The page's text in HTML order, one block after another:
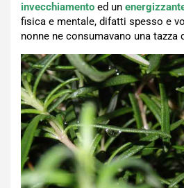
invecchiamento ed un
fisica e mentale, difatti spesso e
nonne ne consumavano una tazza